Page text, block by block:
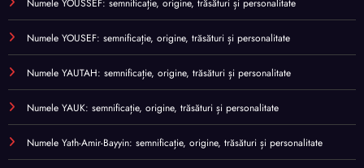
Numele YOUSSEF: semnificație, origine, trăsături și personalitate
Numele YOUSEF: semnificație, origine, trăsături și personalitate
Numele YAUTAH: semnificație, origine, trăsături și personalitate
Numele YAUK: semnificație, origine, trăsături și personalitate
Numele Yath-Amir-Bayyin: semnificație, origine, trăsături și personalitate